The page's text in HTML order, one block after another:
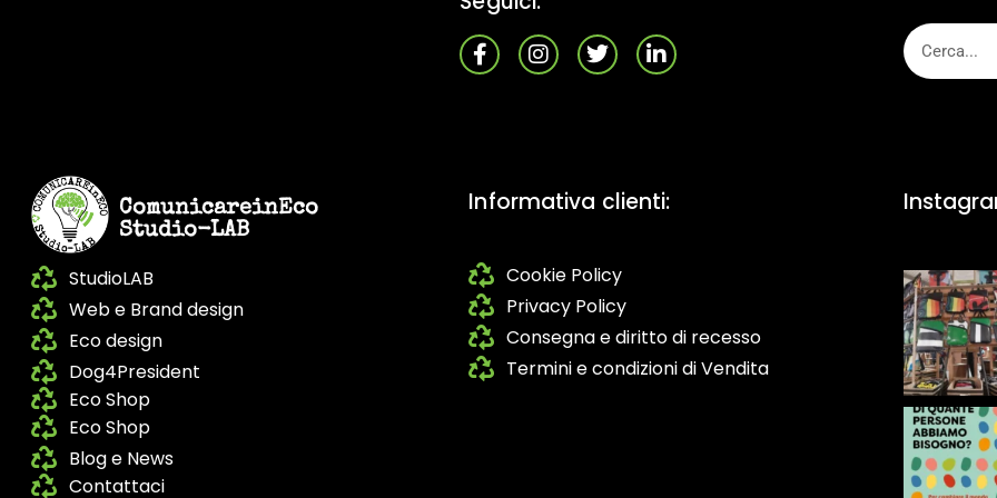
ComunicareinEco
Studio-LAB
StudioLAB
Web e Brand design
Eco design
Dog4President
Eco Shop
Eco Shop
Blog e News
Contattaci
Informativa clienti:
Cookie Policy
Privacy Policy
Consegna e diritto di recesso
Termini e condizioni di Vendita